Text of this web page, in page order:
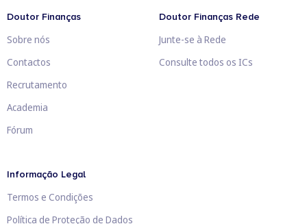
Doutor Finanças
Sobre nós
Contactos
Recrutamento
Academia
Fórum
Doutor Finanças Rede
Junte-se à Rede
Consulte todos os ICs
Informação Legal
Termos e Condições
Política de Proteção de Dados